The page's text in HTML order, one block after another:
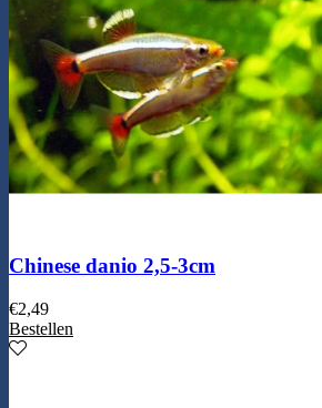
Chinese danio 2,5-3cm
€2,49
Bestellen